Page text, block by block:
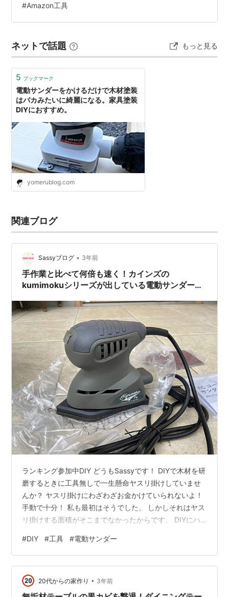
です。 マキタ(Makita) 防じんミニサンダ
BO4555Makita(マキタ)Amazon 2. リョービ(RYOBI) サ
やすいため、DIY初心者や…
#Amazon工具
ネットで話題 もっと見る
5 ブックマーク
電動サンダーをかけるだけで木材塗装
はバカみたいに綺麗になる。家具塗装
DIYにおすすめ。
yomerublog.com
関連ブログ
Sassyブログ • 3年前
手作業と比べて何倍も速く！カインズの
kumimokuシリーズが出している電動サンダーで
ランキング参加中DIY どうもSassyです！ DIYで木材を研
磨するときに工具無しで一生懸命ヤスリ掛けしていませ
んか？ ヤスリ掛けにわざわざお金かけていられないよ！
手動で十分！ 私も最初はそうでした。 しかしそれはヤス
リ掛けする面積がそこまでなかったからです。 DIYにハ
き… もはや工具無しでヤスリ掛けするのは非常に大変な
状況になっていきました。 手が痛くなって、徐々にやる
気が無くなってしまいます… 今回はCAINZさんが出して
いるkumimokuシリーズの電動サンダーを使用してお手軽
にヤスリ掛けをして時間と労力を節約しませんか？ 価格
#DIY #工具 #電動サンダー
20代からの家作り • 3年前